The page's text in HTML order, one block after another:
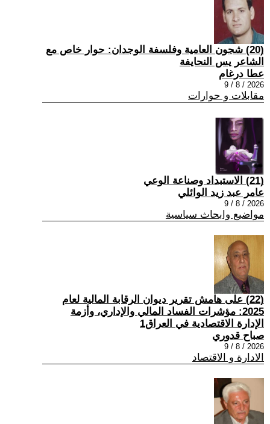
(20) شجون العامية وفلسفة الوجدان: حوار خاص مع
الشاعر يس النحايفة
عطا درغام
2026 / 8 / 9
مقابلات و حوارات
(21) الاستبداد وصناعة الوعي
عامر عبد زيد الوائلي
2026 / 8 / 9
مواضيع وابحاث سياسية
(22) على هامش تقرير ديوان الرقابة المالية لعام
2025: مؤشرات الفساد المالي والإداري، وأزمة
الإدارة الاقتصادية في العراق1
صباح قدوري
2026 / 8 / 9
الادارة و الاقتصاد